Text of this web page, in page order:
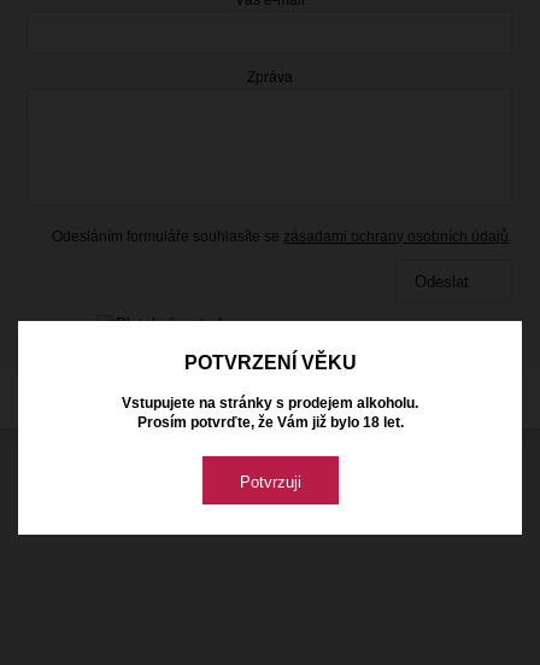
Zpráva
Odesláním formuláře souhlasíte se zásadami ochrany osobních údajů.
Odeslat
ARSY line - tvorba webových stránek a eshopů
POTVRZENÍ VĚKU
Vstupujete na stránky s prodejem alkoholu.
Prosím potvrďte, že Vám již bylo 18 let.
Potvrzuji